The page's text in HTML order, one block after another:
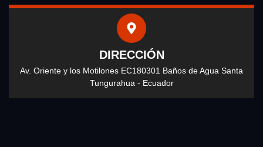
DIRECCIÓN
Av. Oriente y los Motilones EC180301 Baños de Agua Santa
Tungurahua - Ecuador